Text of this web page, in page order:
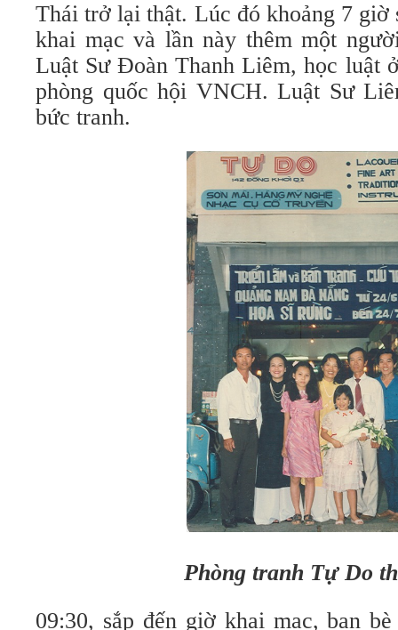
Thái trở lại thật. Lúc đó khoảng 7 giờ
khai mạc và lần này thêm một
Luật Sư Đoàn Thanh Liêm, học luật
phòng quốc hội VNCH. Luật Sư
bức tranh.
Phòng tranh Tự Do
09:30, sắp đến giờ khai mạc, bạn